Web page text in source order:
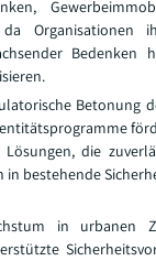
Organisationen
Bedenken
Betonung
die
in bestehende
in